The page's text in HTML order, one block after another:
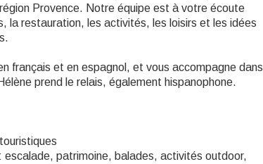
Provence. Notre équipe est à votre écoute
la restauration, les activités, les loisirs et les idées
français et en espagnol, et vous accompagne dans
prend le relais, également hispanophone.
escalade, patrimoine, balades, activités outdoor,